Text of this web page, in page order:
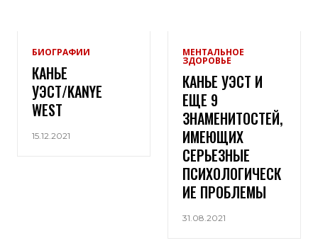
БИОГРАФИИ
КАНЬЕ
УЭСТ/KANYE
WEST
15.12.2021
МЕНТАЛЬНОЕ
ЗДОРОВЬЕ
КАНЬЕ УЭСТ И
ЕЩЕ 9
ЗНАМЕНИТОСТЕЙ,
ИМЕЮЩИХ
СЕРЬЕЗНЫЕ
ПСИХОЛОГИЧЕСК
ИЕ ПРОБЛЕМЫ
31.08.2021